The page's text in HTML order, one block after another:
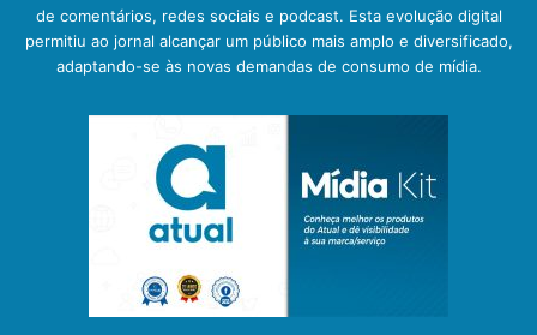
de comentários, redes sociais e podcast. Esta evolução digital
permitiu ao jornal alcançar um público mais amplo e diversificado,
adaptando-se às novas demandas de consumo de mídia.